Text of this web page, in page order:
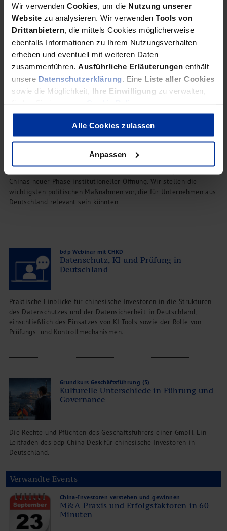
Wir verwenden Cookies , um die Nutzung unserer
Website zu analysieren. Wir verwenden Tools von
Drittanbietern , die mittels Cookies möglicherweise
ebenfalls Informationen zu Ihrem Nutzungsverhalten
erheben und eventuell mit weiteren Daten
zusammenführen. Ausführliche Erläuterungen enthält
unsere Datenschutzerklärung . Eine Liste aller Cookies
sowie die Möglichkeit, Ihre Einwilligung zu verwalten,
Alle Cookies zulassen
Anpassen
deutschen Finanzberichtslogik
Bei chinesisch-deutschen M&A-Projekten bestehen deutliche
Unterschiede zwischen den Chinese Accounting Standards (CAS)
HGB).
Freihandelshafen Hainan
Neue Chancen für deutsche Unternehmen
Chinas neuer Phase institutioneller Öffnung. Wir stellen die
wichtigsten politischen Maßnahmen vor, die für Unternehmen aus
Deutschland relevant sein könnten
bdp Webinar mit CHKD
Datenschutz, KI und Prüfung in
Deutschland
Praktische Einblicke für chinesische Investoren in die Strukturen
des Datenschutzes und der Datensicherheit in Deutschland,
einschließlich des Einsatzes von KI-Tools sowie der Rolle von
Prüfungs- und Kontrollmechanismen.
Grundkurs Geschäftsführung (3)
Kulturelle Unterschiede in Führung und
Governance
Die Rechte und Pflichten des Geschäftsführers einer GmbH. Ein
Leitfaden des bdp China Desk für chinesische Investoren in
Deutschland.
Verwandte Events
China-Investoren verstehen und gewinnen
M&A-Praxis und Erfolgsfaktoren in 60
Minuten